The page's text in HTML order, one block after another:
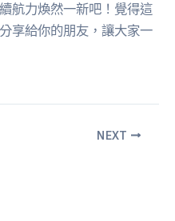
航力煥然一新吧！覺得這
享給你的朋友，讓大家一
NEXT